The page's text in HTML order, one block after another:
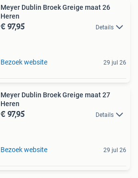
Meyer Dublin Broek Greige maat 26
Heren
€ 97,95 Details
Bezoek website 29 jul 26
Meyer Dublin Broek Greige maat 27
Heren
€ 97,95 Details
Bezoek website 29 jul 26